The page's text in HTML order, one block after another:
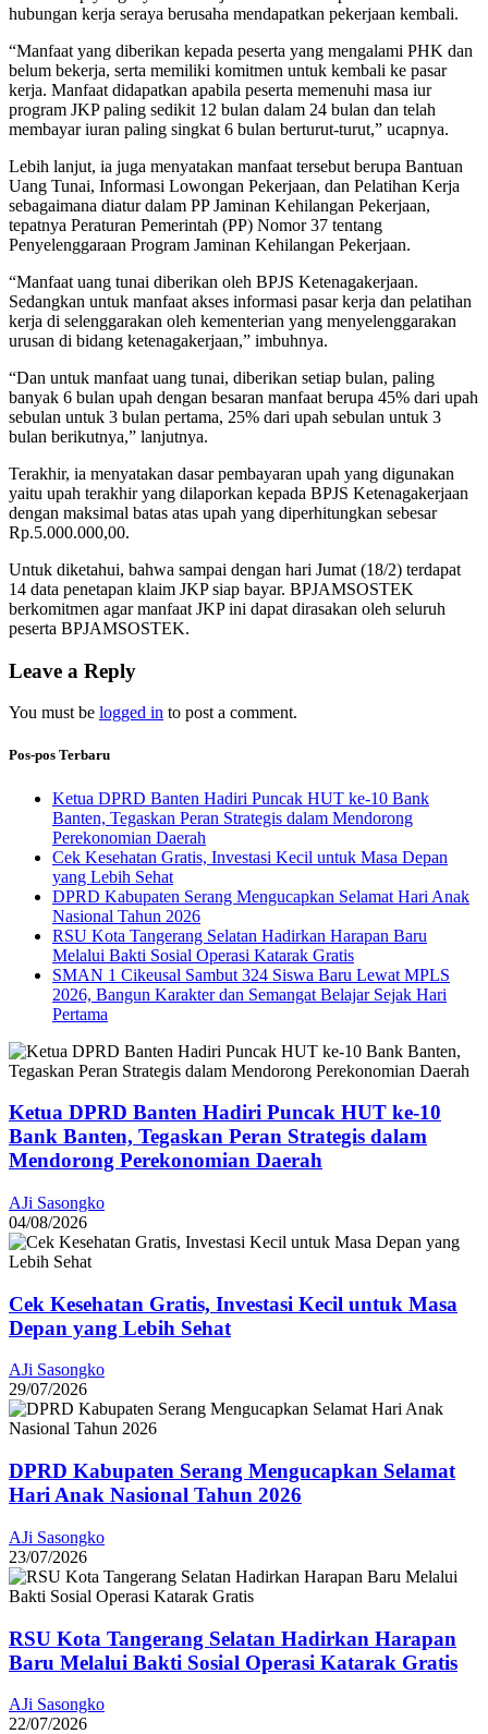
hubungan kerja seraya berusaha mendapatkan pekerjaan kembali.
“Manfaat yang diberikan kepada peserta yang mengalami PHK dan
belum bekerja, serta memiliki komitmen untuk kembali ke pasar
kerja. Manfaat didapatkan apabila peserta memenuhi masa iur
program JKP paling sedikit 12 bulan dalam 24 bulan dan telah
membayar iuran paling singkat 6 bulan berturut-turut,” ucapnya.
Lebih lanjut, ia juga menyatakan manfaat tersebut berupa Bantuan
Uang Tunai, Informasi Lowongan Pekerjaan, dan Pelatihan Kerja
sebagaimana diatur dalam PP Jaminan Kehilangan Pekerjaan,
tepatnya Peraturan Pemerintah (PP) Nomor 37 tentang
Penyelenggaraan Program Jaminan Kehilangan Pekerjaan.
“Manfaat uang tunai diberikan oleh BPJS Ketenagakerjaan.
Sedangkan untuk manfaat akses informasi pasar kerja dan pelatihan
kerja di selenggarakan oleh kementerian yang menyelenggarakan
urusan di bidang ketenagakerjaan,” imbuhnya.
“Dan untuk manfaat uang tunai, diberikan setiap bulan, paling
banyak 6 bulan upah dengan besaran manfaat berupa 45% dari upah
sebulan untuk 3 bulan pertama, 25% dari upah sebulan untuk 3
bulan berikutnya,” lanjutnya.
Terakhir, ia menyatakan dasar pembayaran upah yang digunakan
yaitu upah terakhir yang dilaporkan kepada BPJS Ketenagakerjaan
dengan maksimal batas atas upah yang diperhitungkan sebesar
Rp.5.000.000,00.
Untuk diketahui, bahwa sampai dengan hari Jumat (18/2) terdapat
14 data penetapan klaim JKP siap bayar. BPJAMSOSTEK
berkomitmen agar manfaat JKP ini dapat dirasakan oleh seluruh
peserta BPJAMSOSTEK.
Leave a Reply
You must be logged in to post a comment.
Pos-pos Terbaru
Ketua DPRD Banten Hadiri Puncak HUT ke-10 Bank
Banten, Tegaskan Peran Strategis dalam Mendorong
Perekonomian Daerah
Cek Kesehatan Gratis, Investasi Kecil untuk Masa Depan
yang Lebih Sehat
DPRD Kabupaten Serang Mengucapkan Selamat Hari Anak
Nasional Tahun 2026
RSU Kota Tangerang Selatan Hadirkan Harapan Baru
Melalui Bakti Sosial Operasi Katarak Gratis
SMAN 1 Cikeusal Sambut 324 Siswa Baru Lewat MPLS
2026, Bangun Karakter dan Semangat Belajar Sejak Hari
Pertama
Ketua DPRD Banten Hadiri Puncak HUT ke-10
Bank Banten, Tegaskan Peran Strategis dalam
Mendorong Perekonomian Daerah
AJi Sasongko
04/08/2026
Cek Kesehatan Gratis, Investasi Kecil untuk Masa
Depan yang Lebih Sehat
AJi Sasongko
29/07/2026
DPRD Kabupaten Serang Mengucapkan Selamat
Hari Anak Nasional Tahun 2026
AJi Sasongko
23/07/2026
RSU Kota Tangerang Selatan Hadirkan Harapan
Baru Melalui Bakti Sosial Operasi Katarak Gratis
AJi Sasongko
22/07/2026